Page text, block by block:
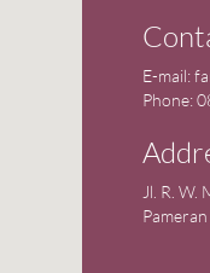
E-mail:
Phone:
Jl. R.